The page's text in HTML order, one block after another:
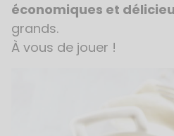
économiques et
grands.
À vous de jouer !